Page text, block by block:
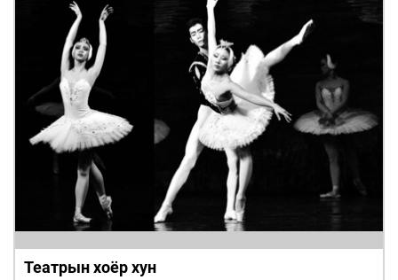
Театрын хоёр хун